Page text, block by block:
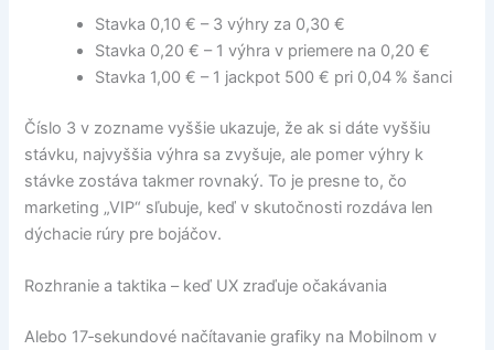
Stavka 0,10 € – 3 výhry za 0,30 €
Stavka 0,20 € – 1 výhra v priemere na 0,20 €
Stavka 1,00 € – 1 jackpot 500 € pri 0,04 % šanci
Číslo 3 v zozname vyššie ukazuje, že ak si dáte vyššiu
stávku, najvyššia výhra sa zvyšuje, ale pomer výhry k
stávke zostáva takmer rovnaký. To je presne to, čo
marketing „VIP“ sľubuje, keď v skutočnosti rozdáva len
dýchacie rúry pre bojáčov.
Rozhranie a taktika – keď UX zraďuje očakávania
Alebo 17‑sekundové načítavanie grafiky na Mobilnom v